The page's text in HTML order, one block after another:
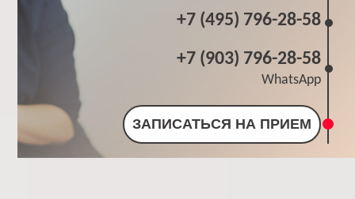
+7 (495) 796-28-58
+7 (903) 796-28-58
WhatsApp
ЗАПИСАТЬСЯ НА ПРИЕМ